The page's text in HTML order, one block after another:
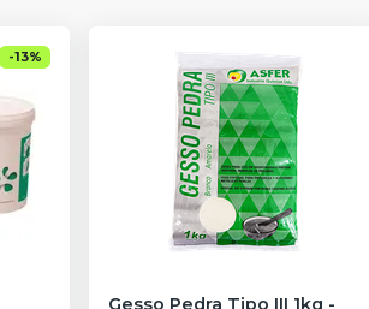
-13%
Gesso Pedra Tipo III 1kg -